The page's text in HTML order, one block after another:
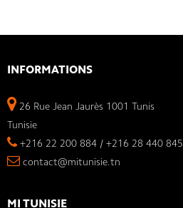
INFORMATIONS
26 Rue Jean Jaurès 1001 Tunis
Tunisie
+216 22 200 884 / +216 28 440 845
contact@mitunisie.tn
MI TUNISIE